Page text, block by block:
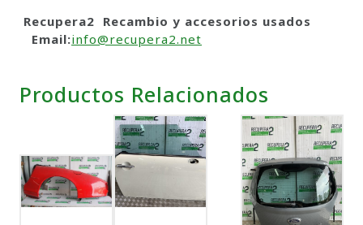
Recupera2 Recambio y accesorios usados
Email:info@recupera2.net
Productos Relacionados